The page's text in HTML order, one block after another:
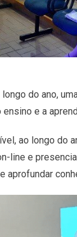
longo do ano,
e a
ao longo do
line e
aprofundar